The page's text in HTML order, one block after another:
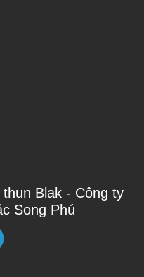
Blak - Công ty
Song Phú